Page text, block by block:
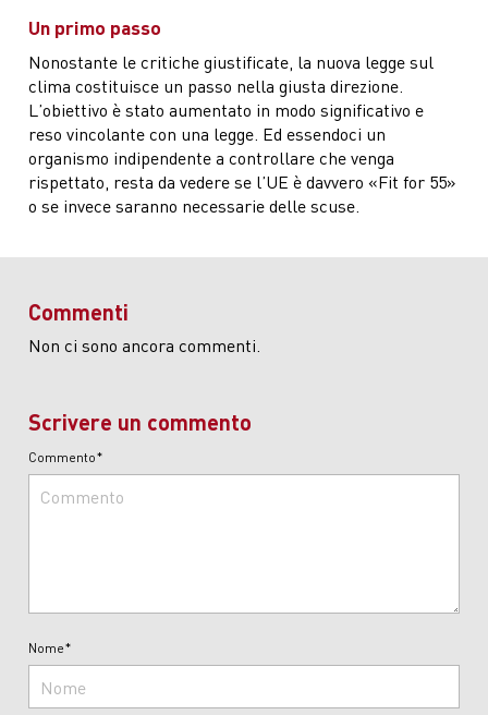
Un primo passo
Nonostante le critiche giustificate, la nuova legge sul
clima costituisce un passo nella giusta direzione.
L’obiettivo è stato aumentato in modo significativo e
reso vincolante con una legge. Ed essendoci un
organismo indipendente a controllare che venga
rispettato, resta da vedere se l’UE è davvero «Fit for 55»
o se invece saranno necessarie delle scuse.
Commenti
Non ci sono ancora commenti.
Scrivere un commento
Commento*
Nome*